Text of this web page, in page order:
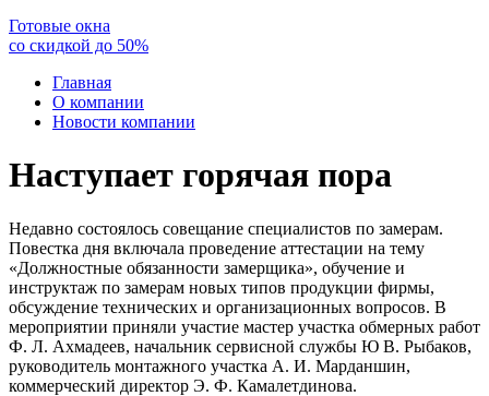
Готовые окна
со скидкой до 50%
Главная
О компании
Новости компании
Наступает горячая пора
Недавно состоялось совещание специалистов по замерам.
Повестка дня включала проведение аттестации на тему
«Должностные обязанности замерщика», обучение и
инструктаж по замерам новых типов продукции фирмы,
обсуждение технических и организационных вопросов. В
мероприятии приняли участие мастер участка обмерных работ
Ф. Л. Ахмадеев, начальник сервисной службы Ю В. Рыбаков,
руководитель монтажного участка А. И. Марданшин,
коммерческий директор Э. Ф. Камалетдинова.